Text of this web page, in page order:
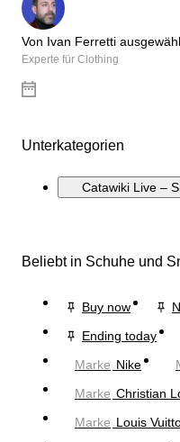
Von Ivan Ferretti
Experte für Clothing
Unterkategorien
Catawiki Live –
Beliebt in Schuhe und
Buy now
Ending today
Marke Nike
Marke Christian
Marke Louis